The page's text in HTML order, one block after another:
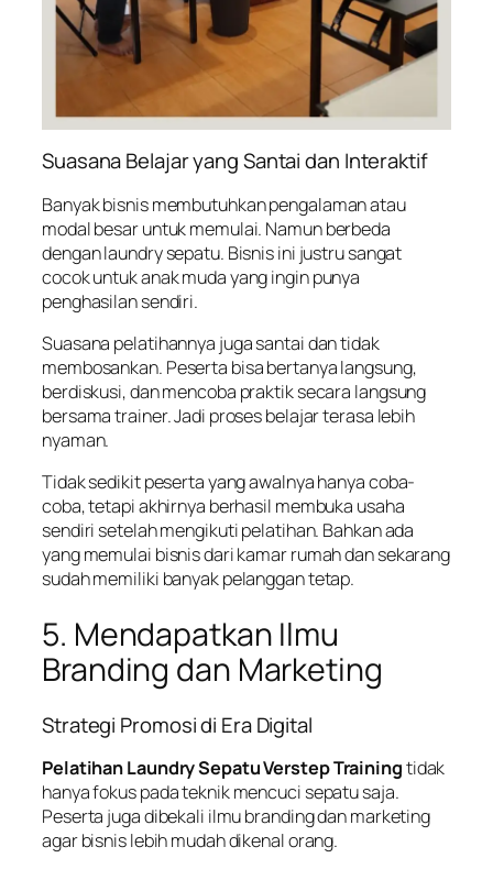
Suasana Belajar yang Santai dan Interaktif
Banyak bisnis membutuhkan pengalaman atau
modal besar untuk memulai. Namun berbeda
dengan laundry sepatu. Bisnis ini justru sangat
cocok untuk anak muda yang ingin punya
penghasilan sendiri.
Suasana pelatihannya juga santai dan tidak
membosankan. Peserta bisa bertanya langsung,
berdiskusi, dan mencoba praktik secara langsung
bersama trainer. Jadi proses belajar terasa lebih
nyaman.
Tidak sedikit peserta yang awalnya hanya coba-
coba, tetapi akhirnya berhasil membuka usaha
sendiri setelah mengikuti pelatihan. Bahkan ada
yang memulai bisnis dari kamar rumah dan sekarang
sudah memiliki banyak pelanggan tetap.
5. Mendapatkan Ilmu
Branding dan Marketing
Strategi Promosi di Era Digital
Pelatihan Laundry Sepatu Verstep Trainingtidak
hanya fokus pada teknik mencuci sepatu saja.
Peserta juga dibekali ilmu branding dan marketing
agar bisnis lebih mudah dikenal orang.